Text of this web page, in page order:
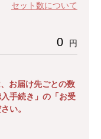
セット数について
0 円
お届け先ごとの数
手続き」の「お受
い。